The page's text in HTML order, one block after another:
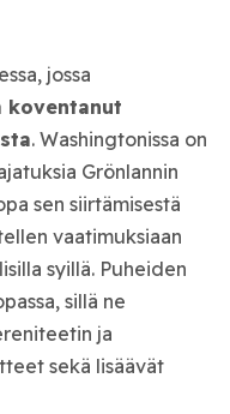
jossa
koventanut
. Washingtonissa on
Grönlannin
sen siirtämisestä
vaatimuksiaan
syillä. Puheiden
sillä ne
ja
sekä lisäävät